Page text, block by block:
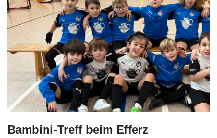
Bambini-Treff beim Efferz